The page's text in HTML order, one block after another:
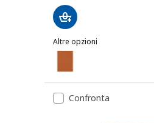
Altre opzioni
MORUM
Opzione: MORUM,
Opzione: MORUM,
Confronta